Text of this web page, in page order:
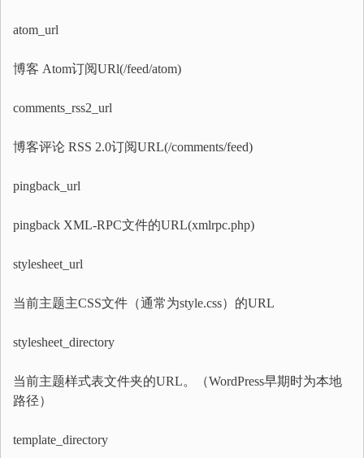
atom_url
博客 Atom订阅URl(/feed/atom)
comments_rss2_url
博客评论 RSS 2.0订阅URL(/comments/feed)
pingback_url
pingback XML-RPC文件的URL(xmlrpc.php)
stylesheet_url
当前主题主CSS文件（通常为style.css）的URL
stylesheet_directory
当前主题样式表文件夹的URL。（WordPress早期时为本地
路径）
template_directory